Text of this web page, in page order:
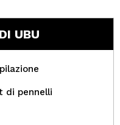
UBU
di pennelli